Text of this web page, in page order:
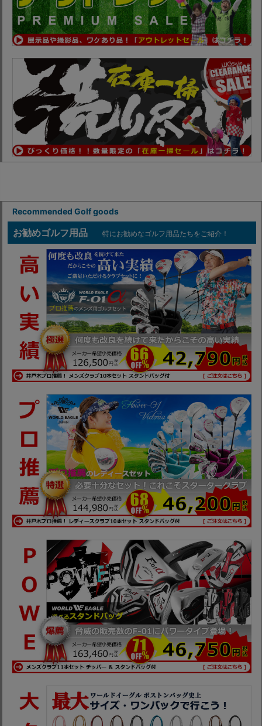
Recommended Golf goods
お勧めゴルフ用品 特にお勧めなゴルフ用品たちをご紹介！